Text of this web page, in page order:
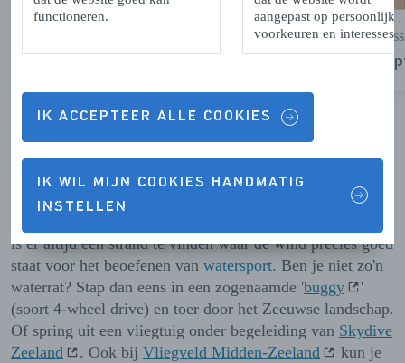
functioneren.
aangepast op persoonlijke
voorkeuren en interesses.
IK ACCEPTEER ALLE COOKIES
IK WIL MIJN COOKIES HANDMATIG
INSTELLEN
VOLGENDE
Adrenalinestoot
is er áltijd een strand te vinden waar de wind precies goed
staat voor het beoefenen van watersport. Ben je niet zo'n
waterrat? Stap dan eens in een zogenaamde 'buggy
'
(soort 4-wheel drive) en toer door het Zeeuwse landschap.
Of spring uit een vliegtuig onder begeleiding van Skydive
Zeeland
. Ook bij Vliegveld Midden-Zeeland
kun je